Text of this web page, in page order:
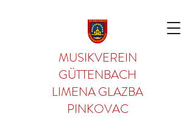
MUSIKVEREIN
GÜTTENBACH
LIMENA GLAZBA
PINKOVAC